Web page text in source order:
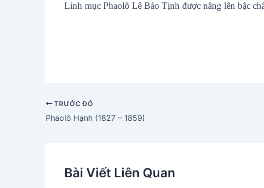
Linh mục Phaolô Lê Bảo Tịnh được nâng lên bậc
TRƯỚC ĐÓ
Phaolô Hạnh (1827 – 1859)
Bài Viết Liên Quan